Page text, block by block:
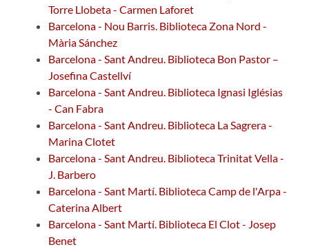
Torre Llobeta - Carmen Laforet
Barcelona - Nou Barris. Biblioteca Zona Nord -
Mària Sánchez
Barcelona - Sant Andreu. Biblioteca Bon Pastor –
Josefina Castellví
Barcelona - Sant Andreu. Biblioteca Ignasi Iglésias
- Can Fabra
Barcelona - Sant Andreu. Biblioteca La Sagrera -
Marina Clotet
Barcelona - Sant Andreu. Biblioteca Trinitat Vella -
J. Barbero
Barcelona - Sant Martí. Biblioteca Camp de l'Arpa -
Caterina Albert
Barcelona - Sant Martí. Biblioteca El Clot - Josep
Benet